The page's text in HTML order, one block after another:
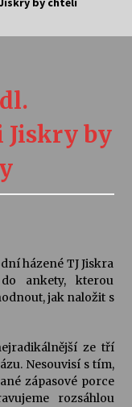
Ars Camerata a
Stávám se
Quijotova
Kolchoz a
Jiskry by
házené TJ Jiskra
ankety, kterou
jak naložit s
ze tří
Nesouvisí s tím,
zápasové porce
rozsáhlou